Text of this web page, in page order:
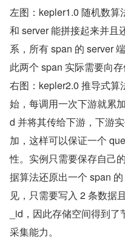
左图：kepler1.0 随机数
和 server 能拼接起来并且
系，所有 span 的 server
此两个 span 实际需要向存
右图：kepler2.0 推导式
始，每调用一次下游就累
d 并将其传给下游，下游
加，这样可以保证一个
性。实例只需要保存自己
据算法还原出一个 span
见，只需要写入 2 条数据
_id，因此存储空间得到
采集能力。